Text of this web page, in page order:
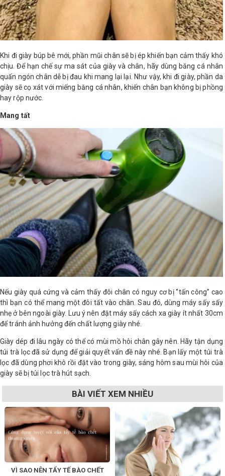
Khi đi giày búp bê mới, phần mũi chân sẽ bị ép khiến bạn cảm thấy khó
chịu. Để hạn chế sự ma sát của giày và chân, hãy dùng băng cá nhân
quấn ngón chân dễ bị đau khi mang lại lại. Như vậy, khi đi giày, phần da
giày sẽ cọ xát với miếng băng cá nhân, khiến chân bạn không bị phồng
hay rộp nước.
Mang tất
Nếu giày quá cứng và cảm thấy đôi chân có nguy cơ bị ‘’tấn công’’ cao
thì bạn có thể mang một đôi tất vào chân. Sau đó, dùng máy sấy sấy
nhẹ ở bên ngoài giày. Lưu ý nên đặt máy sấy cách xa giày ít nhất 30cm
để tránh ảnh hưởng đến chất lượng giày nhé.
Giày dép đi lâu ngày có thể có mùi mồ hôi chân gây nên. Hãy tận dụng
túi trà lọc đã sử dụng để giải quyết vấn đề này nhé. Bạn lấy một túi trà
lọc đã dùng phơi khô rồi đặt vào trong giày, sáng hôm sau mùi hôi của
giày sẽ bị túi lọc trà hút sạch.
BÀI VIẾT XEM NHIỀU
VÌ SAO NÊN TẨY TẾ BÀO CHẾT